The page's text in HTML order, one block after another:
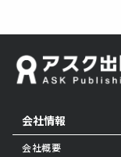
会社情報
会社概要